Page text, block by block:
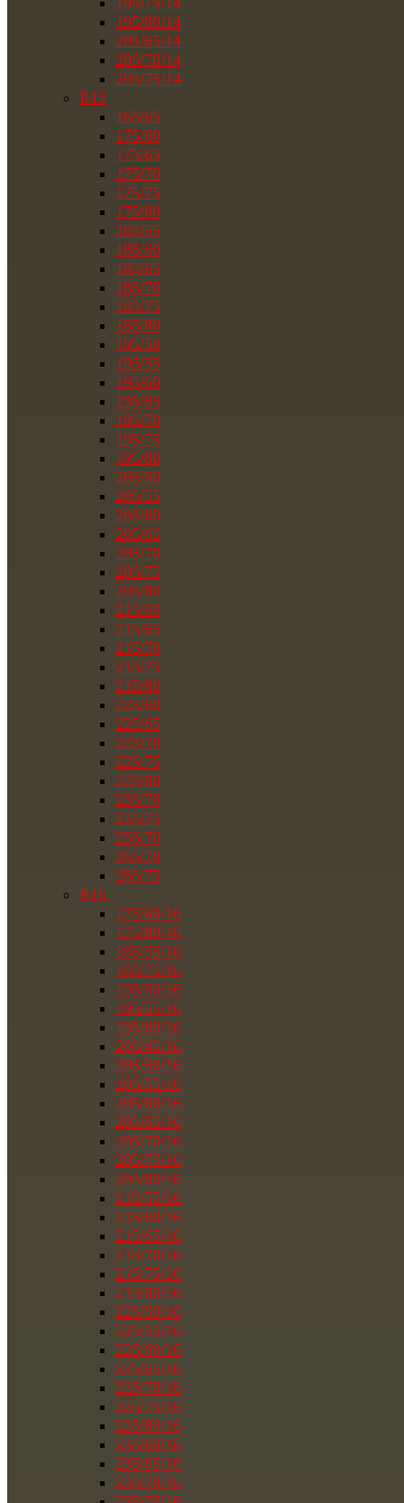
195/80/14
205/65/14
205/70/14
205/75/14
R15
165/65
175/60
175/65
175/70
175/75
175/80
185/55
185/60
185/65
185/70
185/75
185/80
195/50
195/55
195/60
195/65
195/70
195/75
195/80
205/50
205/55
205/60
205/65
205/70
205/75
205/80
215/60
215/65
215/70
215/75
215/80
225/60
225/65
225/70
225/75
225/80
235/70
235/75
255/70
265/70
265/75
R16
175/60/16
175/80/16
185/55/16
185/75/16
195/50/16
195/55/16
195/60/16
205/45/16
205/50/16
205/55/16
205/60/16
205/65/16
205/70/16
205/75/16
205/80/16
215/55/16
215/60/16
215/65/16
215/70/16
215/75/16
215/80/16
225/50/16
225/55/16
225/60/16
225/65/16
225/70/16
225/75/16
225/80/16
235/60/16
235/65/16
235/70/16